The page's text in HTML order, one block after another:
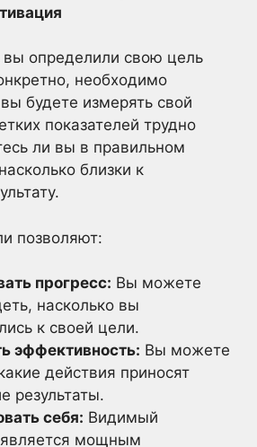
вы определили свою цель
необходимо
будете измерять свой
показателей трудно
ли вы в правильном
близки к
позволяют:
прогресс: Вы можете
насколько вы
к своей цели.
эффективность: Вы можете
действия приносят
результаты.
себя: Видимый
является мощным